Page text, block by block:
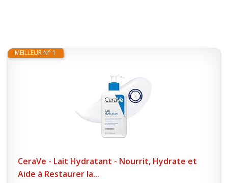
MEILLEUR N° 1
CeraVe - Lait Hydratant - Nourrit, Hydrate et
Aide à Restaurer la...